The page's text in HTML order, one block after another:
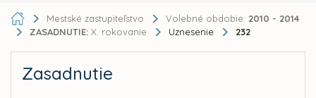
Mestské zastupiteľstvo Volebné obdobie: 2010 - 2014
ZASADNUTIE: X. rokovanie Uznesenie 232
Zasadnutie